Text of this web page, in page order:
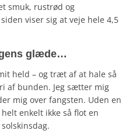
smuk, rustrød og
viser sig at veje hele 4,5
glæde…
held – og træt af at hale så
af bunden. Jeg sætter mig
mig over fangsten. Uden en
enkelt ikke så flot en